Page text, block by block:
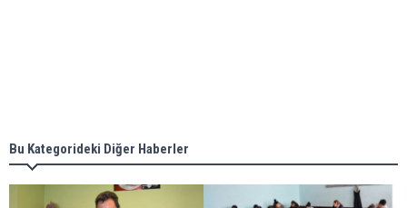
Bu Kategorideki Diğer Haberler